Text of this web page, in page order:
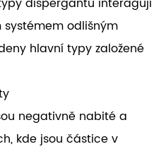
odlišným
hlavní typy založené
negativně nabité a
kde jsou částice v